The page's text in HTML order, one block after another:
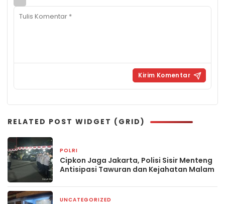
RELATED POST WIDGET (GRID)
POLRI
Cipkon Jaga Jakarta, Polisi Sisir Menteng
Antisipasi Tawuran dan Kejahatan Malam
UNCATEGORIZED